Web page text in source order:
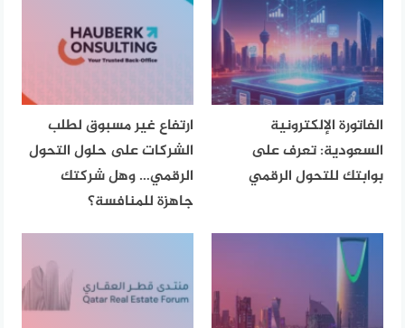
الفاتورة الإلكترونية
السعودية: تعرف على
بوابتك للتحول الرقمي
ارتفاع غير مسبوق لطلب
الشركات على حلول التحول
الرقمي… وهل شركتك
جاهزة للمنافسة؟